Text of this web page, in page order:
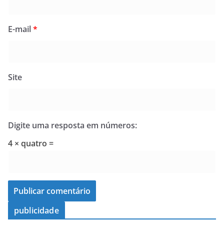
E-mail*
Site
Digite uma resposta em números:
4 × quatro =
publicidade